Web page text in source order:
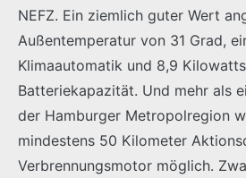
NEFZ. Ein ziemlich guter Wert
Außentemperatur von 31 Grad,
Klimaautomatik und 8,9
Batteriekapazität. Und mehr als
der Hamburger Metropolregion
mindestens 50 Kilometer
Verbrennungsmotor möglich.